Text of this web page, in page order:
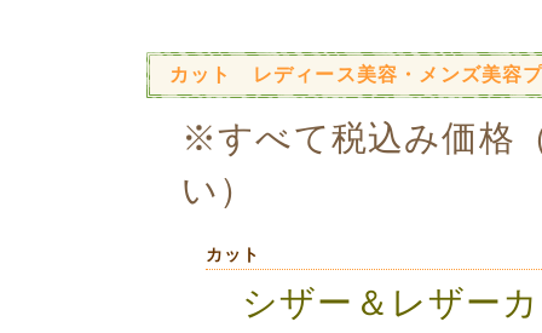
カット レディース美容・メンズ美容
※すべて税込み価格
い）
カット
シザー＆レザー